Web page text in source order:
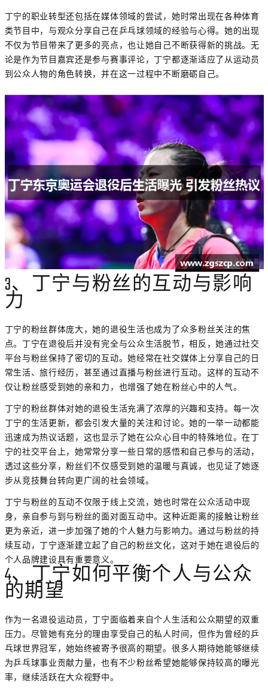
丁宁的职业转型还包括在媒体领域的尝试，她时常出现在各种体育
类节目中，与观众分享自己在乒乓球领域的经验与心得。她的出现
不仅为节目带来了更多的亮点，也让她自己不断获得新的挑战。无
论是作为节目嘉宾还是参与赛事评论，丁宁都逐渐适应了从运动员
到公众人物的角色转换，并在这一过程中不断磨砺自己。
3、丁宁与粉丝的互动与影响
力
丁宁的粉丝群体庞大，她的退役生活也成为了众多粉丝关注的焦
点。丁宁在退役后并没有完全与公众生活脱节，相反，她通过社交
平台与粉丝保持了密切的互动。她经常在社交媒体上分享自己的日
常生活、旅行经历，甚至通过直播与粉丝进行互动。这样的互动不
仅让粉丝感受到她的亲和力，也增强了她在粉丝心中的人气。
丁宁的粉丝群体对她的退役生活充满了浓厚的兴趣和支持。每一次
丁宁的生活更新，都会引发大量的关注和讨论。她的一举一动都能
迅速成为热议话题，这也显示了她在公众心目中的特殊地位。在丁
宁的社交平台上，她常常分享一些日常的感悟和自己参与的活动，
透过这些分享，粉丝们不仅感受到她的温暖与真诚，也见证了她逐
步从竞技舞台转向更广阔的社会领域。
丁宁与粉丝的互动不仅限于线上交流，她也时常在公众活动中现
身，亲自参与到与粉丝的面对面互动中。这种近距离的接触让粉丝
更为亲近，进一步加强了她的个人魅力与影响力。通过与粉丝的持
续互动，丁宁逐渐建立起了自己的粉丝文化，这对于她在退役后的
个人品牌建设具有重要意义。
4、丁宁如何平衡个人与公众
的期望
作为一名退役运动员，丁宁面临着来自个人生活和公众期望的双重
压力。尽管她有充分的理由享受自己的私人时间，但作为曾经的乒
乓球世界冠军，她始终被寄予很高的期望。很多人期待她能够继续
为乒乓球事业贡献力量，也有不少粉丝希望她能够保持较高的曝光
率，继续活跃在大众视野中。